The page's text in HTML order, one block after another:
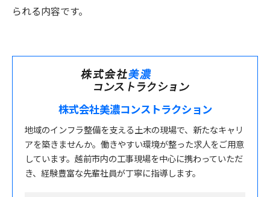
られる内容です。
株式会社美濃コンストラクション
地域のインフラ整備を支える土木の現場で、新たなキャリ
アを築きませんか。働きやすい環境が整った求人をご用意
しています。越前市内の工事現場を中心に携わっていただ
き、経験豊富な先輩社員が丁寧に指導します。